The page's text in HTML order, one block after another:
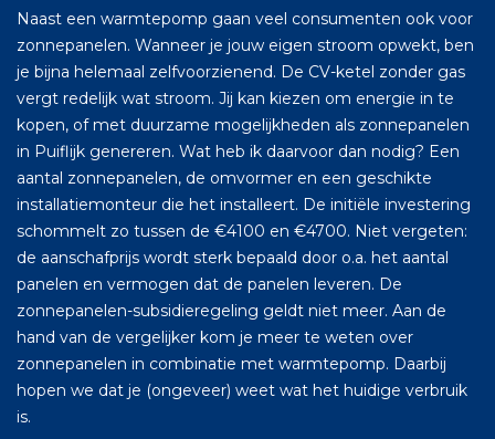
Naast een warmtepomp gaan veel consumenten ook voor
zonnepanelen. Wanneer je jouw eigen stroom opwekt, ben
je bijna helemaal zelfvoorzienend. De CV-ketel zonder gas
vergt redelijk wat stroom. Jij kan kiezen om energie in te
kopen, of met duurzame mogelijkheden als zonnepanelen
in Puiflijk genereren. Wat heb ik daarvoor dan nodig? Een
aantal zonnepanelen, de omvormer en een geschikte
installatiemonteur die het installeert. De initiële investering
schommelt zo tussen de €4100 en €4700. Niet vergeten:
de aanschafprijs wordt sterk bepaald door o.a. het aantal
panelen en vermogen dat de panelen leveren. De
zonnepanelen-subsidieregeling geldt niet meer. Aan de
hand van de vergelijker kom je meer te weten over
zonnepanelen in combinatie met warmtepomp. Daarbij
hopen we dat je (ongeveer) weet wat het huidige verbruik
is.